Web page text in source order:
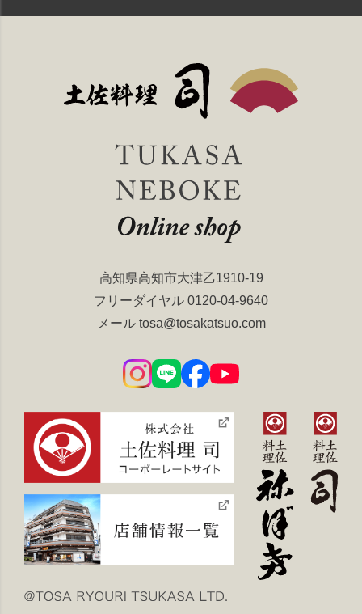
高知県高知市大津乙1910-19
フリーダイヤル 0120-04-9640
メール tosa@tosakatsuo.com